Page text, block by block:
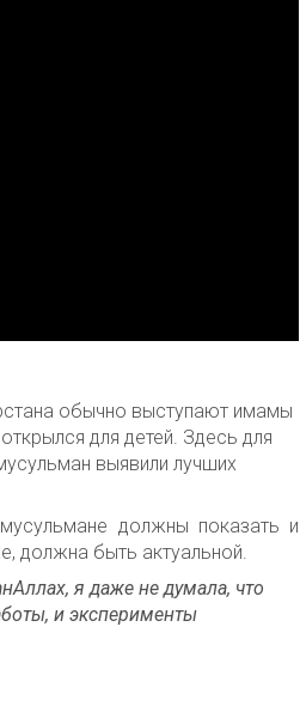
обычно выступают имамы
для детей. Здесь для
выявили лучших
должны показать и
должна быть актуальной.
я даже не думала, что
и эксперименты